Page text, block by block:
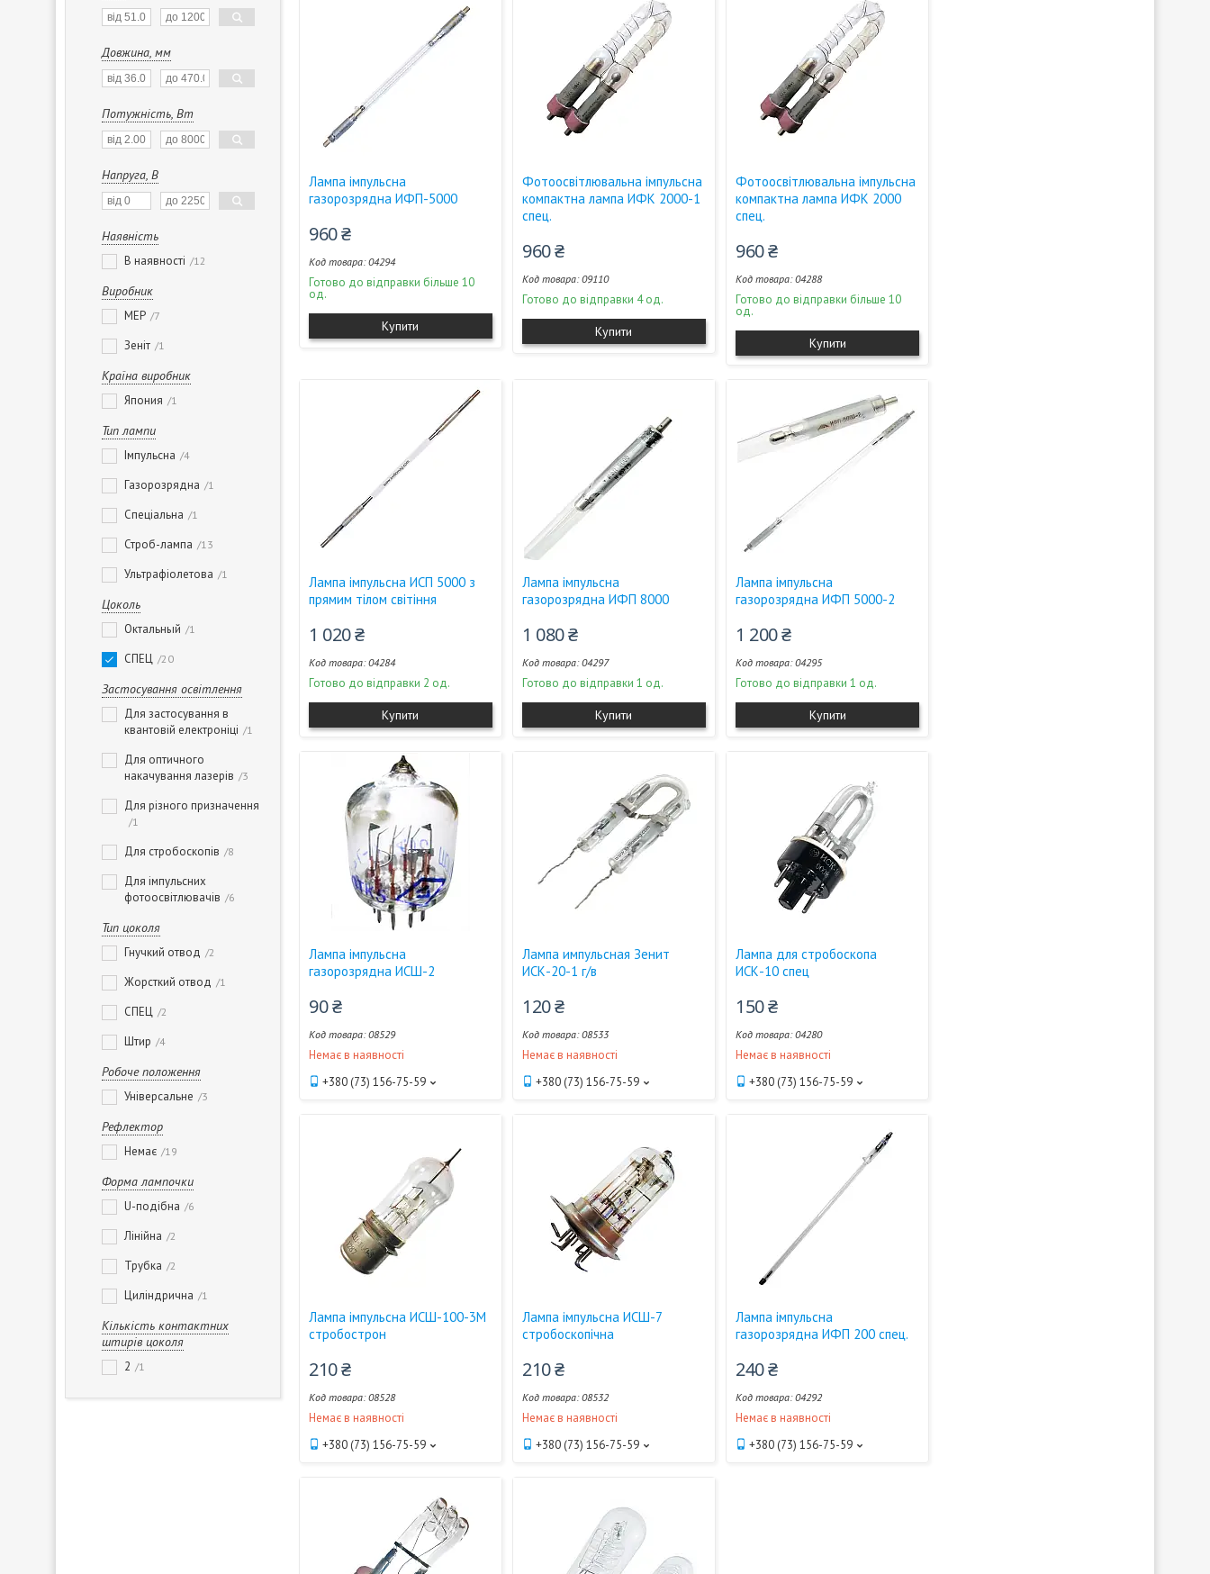
Довжина, мм
Потужність, Вт
Напруга, В
Наявність
В наявності 12
Виробник
MEP 7
Зеніт 1
Країна виробник
Япония 1
Тип лампи
Імпульсна 4
Газорозрядна 1
Спеціальна 1
Строб-лампа 13
Ультрафіолетова 1
Цоколь
Октальный 1
СПЕЦ 20
Застосування освітлення
Для застосування в
квантовій електроніці
1
Для оптичного
накачування лазерів
3
Для різного призначення
1
Для стробоскопів 8
Для імпульсних
фотоосвітлювачів
6
Тип цоколя
Гнучкий отвод 2
Жорсткий отвод 1
СПЕЦ 2
Штир 4
Робоче положення
Універсальне 3
Рефлектор
Немає 19
Форма лампочки
U-подібна 6
Лінійна 2
Трубка 2
Циліндрична 1
Кількість контактних
штирів цоколя
2 1
Лампа імпульсна
газорозрядна ИФП-5000
960 ₴
04294
Готово до відправки більше 10
од.
Купити
Фотоосвітлювальна імпульсна
компактна лампа ИФК 2000-1
спец.
960 ₴
09110
Готово до відправки 4 од.
Купити
Фотоосвітлювальна імпульсна
компактна лампа ИФК 2000
спец.
960 ₴
04288
Готово до відправки більше 10
од.
Купити
Лампа імпульсна ИСП 5000 з
прямим тілом світіння
1 020 ₴
04284
Готово до відправки 2 од.
Купити
Лампа імпульсна
газорозрядна ИФП 8000
1 080 ₴
04297
Готово до відправки 1 од.
Купити
Лампа імпульсна
газорозрядна ИФП 5000-2
1 200 ₴
04295
Готово до відправки 1 од.
Купити
Лампа імпульсна
газорозрядна ИСШ-2
90 ₴
08529
Немає в наявності
+380 (73) 156-75-59
Лампа импульсная Зенит
ИСК-20-1 г/в
120 ₴
08533
Немає в наявності
+380 (73) 156-75-59
Лампа для стробоскопа
ИСК-10 спец
150 ₴
04280
Немає в наявності
+380 (73) 156-75-59
Лампа імпульсна ИСШ-100-3М
стробострон
210 ₴
08528
Немає в наявності
+380 (73) 156-75-59
Лампа імпульсна ИСШ-7
стробоскопічна
210 ₴
08532
Немає в наявності
+380 (73) 156-75-59
Лампа імпульсна
газорозрядна ИФП 200 спец.
240 ₴
04292
Немає в наявності
+380 (73) 156-75-59